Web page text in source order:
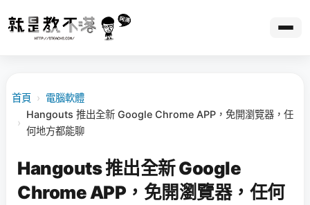
首頁 › 電腦軟體
›
Hangouts 推出全新 Google Chrome APP，免開瀏覽器，任
何地方都能聊
Hangouts 推出全新 Google
Chrome APP，免開瀏覽器，任何